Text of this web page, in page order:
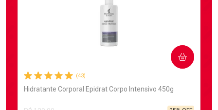
(43)
Hidratante Corporal Epidrat Corpo Intensivo 450g
COMPRAR